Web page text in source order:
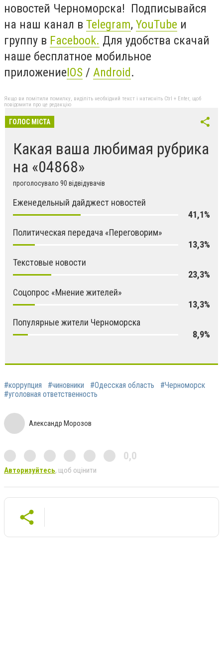
новостей Черноморска! Подписывайся
на наш канал в Telegram, YouTube и
группу в Facebook. Для удобства скачай
наше бесплатное мобильное
приложениеIOS / Android.
Якщо ви помітили помилку, виділіть необхідний текст і натисніть Ctrl + Enter, щоб
повідомити про це редакцію
ГОЛОС МІСТА
Какая ваша любимая рубрика
на «04868»
проголосувало 90 відвідувачів
Еженедельный дайджест новостей
41,1%
Политическая передача «Переговорим»
13,3%
Текстовые новости
23,3%
Соцопрос «Мнение жителей»
13,3%
Популярные жители Черноморска
8,9%
#коррупция #чиновники #Одесская область
#Черноморск
#уголовная ответственность
Александр Морозов
0,0
Авторизуйтесь, щоб оцінити